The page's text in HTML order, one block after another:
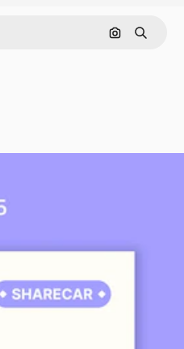
Nach Bild
Suchen